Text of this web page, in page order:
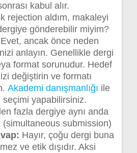
kabul alır.
rejection aldım, makaleyi
gönderebilir miyim?
Evet, ancak önce neden
anlayın. Genellikle dergi
format sorunudur. Hedef
değiştirin ve formatı
Akademi danışmanlığı ile
seçimi yapabilirsiniz.
fazla dergiye aynı anda
(simultaneous submission)
Hayır, çoğu dergi buna
ve etik dışıdır. Aksi